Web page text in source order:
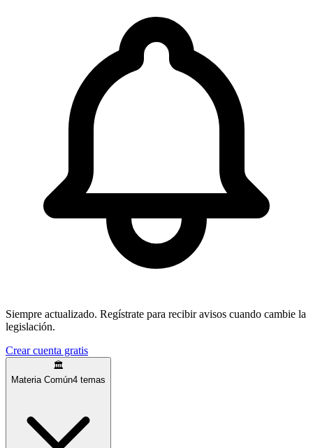
Siempre actualizado. Regístrate para recibir avisos cuando cambie la
legislación.
Crear cuenta gratis
🏛️
Materia Común4 temas